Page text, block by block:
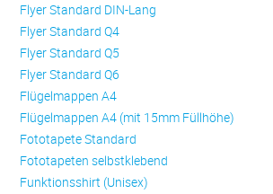
Flyer Standard DIN-Lang
Flyer Standard Q4
Flyer Standard Q5
Flyer Standard Q6
Flügelmappen A4
Flügelmappen A4 (mit 15mm Füllhöhe)
Fototapete Standard
Fototapeten selbstklebend
Funktionsshirt (Unisex)